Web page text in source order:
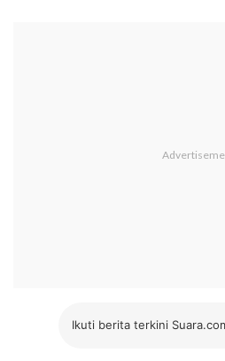
Ikuti berita terkini